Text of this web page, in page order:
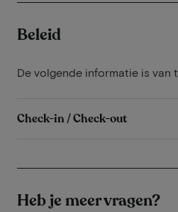
Beleid
De volgende informatie is van
Check-in / Check-out
Heb je meer vragen?